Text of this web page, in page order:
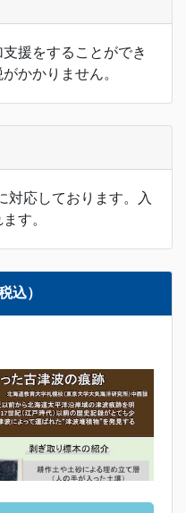
援をすることができ
かかりません。
対応しております。入
す。
込）